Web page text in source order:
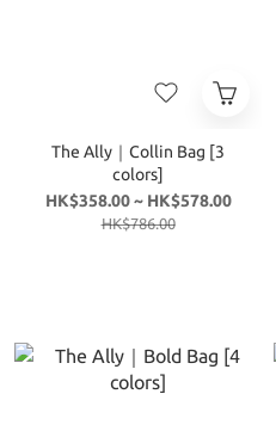
The Ally｜Collin Bag [3
colors]
HK$358.00 ~ HK$578.00
HK$786.00